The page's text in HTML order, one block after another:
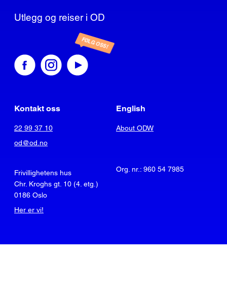
Utlegg og reiser i OD
FØLG OSS!
Kontakt oss
22 99 37 10
od@od.no
Frivillighetens hus
Chr. Kroghs gt. 10 (4. etg.)
0186 Oslo
Her er vi!
English
About ODW
Org. nr.: 960 54 7985